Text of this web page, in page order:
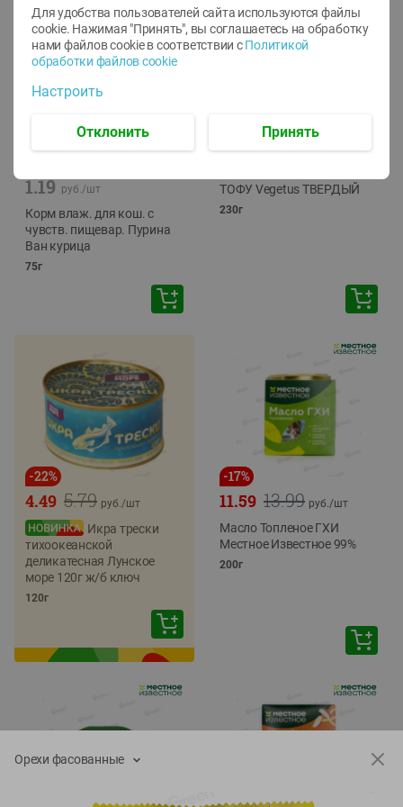
1.19 руб./шт
Корм влаж. для кош. с
чувств. пищевар. Пурина
Ван курица
75г
ТОФУ Vegetus ТВЕРДЫЙ
230г
-22%
5.79
4.49 руб./шт
Икра трески
тихоокеанской
деликатесная Лунское
море 120г ж/б ключ
120г
-17%
13.99
11.59 руб./шт
Масло Топленое ГХИ
Местное Известное 99%
200г
Орехи фасованные
Для удобства пользователей сайта используются файлы
cookie. Нажимая "Принять", вы соглашаетесь на обработку
нами файлов cookie в соответствии с Политикой
обработки файлов cookie
Настроить
Отклонить Принять